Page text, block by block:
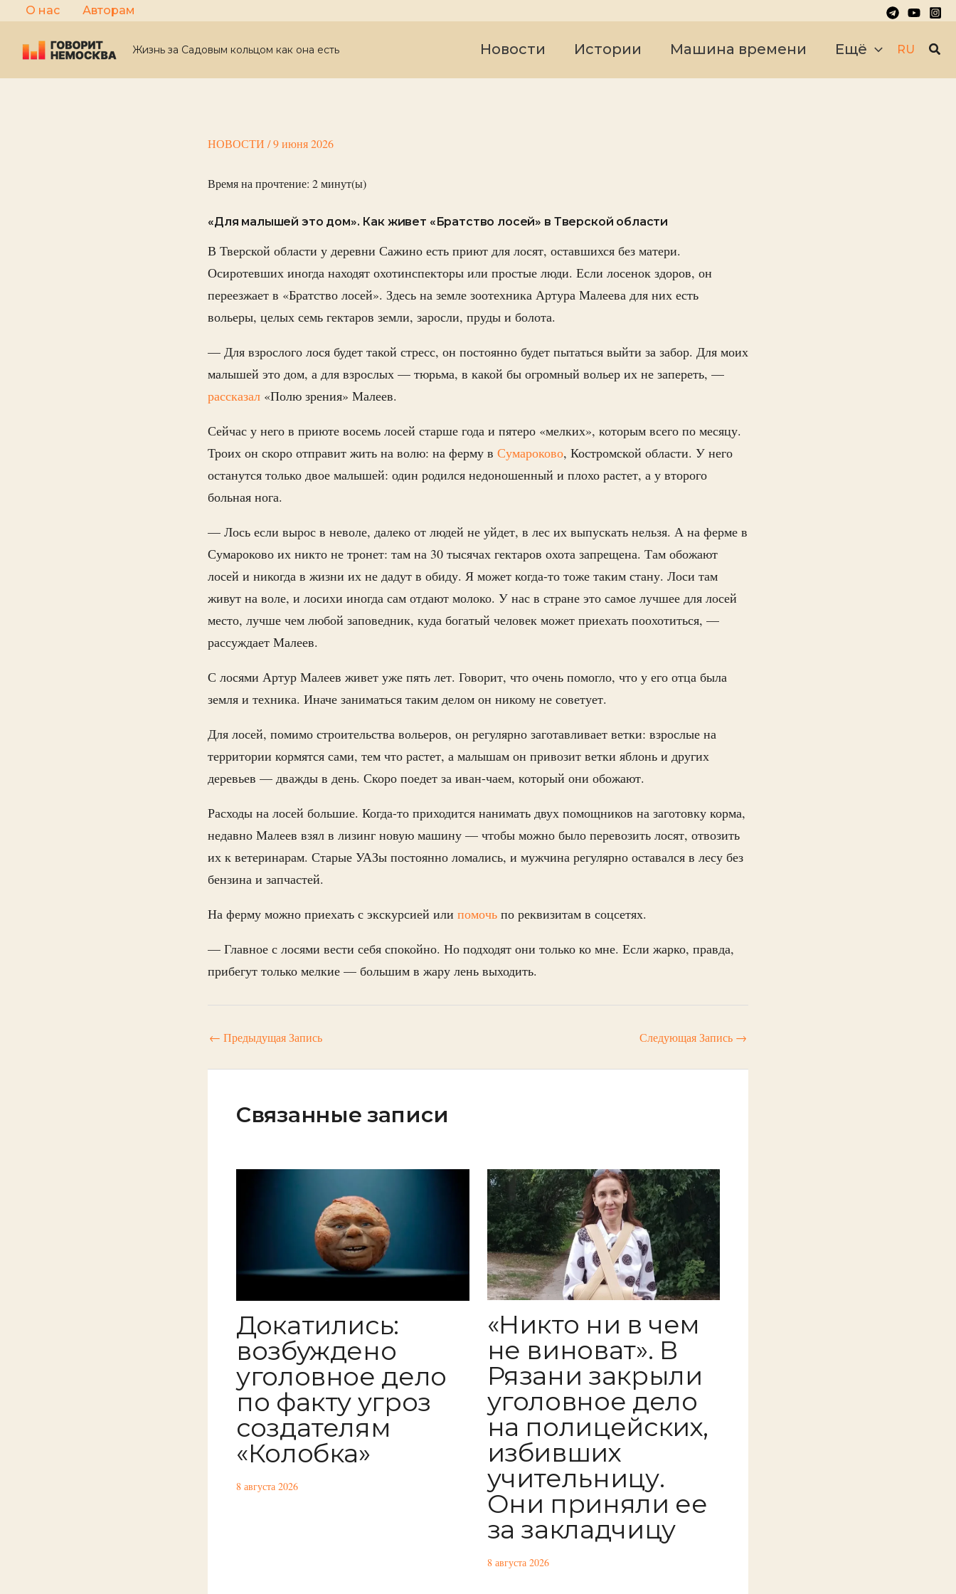
Перейти
к
содержимому
О нас Авторам
Жизнь за Садовым кольцом как она есть Новости Истории Машина времени Ещё RU
НОВОСТИ /9 июня 2026
Время на прочтение: 2минут(ы)
«Для малышей это дом». Как живет «Братство лосей» в Тверской области
В Тверской области у деревни Сажино есть приют для лосят, оставшихся без матери.
Осиротевших иногда находят охотинспекторы или простые люди. Если лосенок здоров, он
переезжает в «Братство лосей». Здесь на земле зоотехника Артура Малеева для них есть
вольеры, целых семь гектаров земли, заросли, пруды и болота.
— Для взрослого лося будет такой стресс, он постоянно будет пытаться выйти за забор. Для моих
малышей это дом, а для взрослых — тюрьма, в какой бы огромный вольер их не запереть, —
рассказал «Полю зрения» Малеев.
Сейчас у него в приюте восемь лосей старше года и пятеро «мелких», которым всего по месяцу.
Троих он скоро отправит жить на волю: на ферму в Сумароково, Костромской области. У него
останутся только двое малышей: один родился недоношенный и плохо растет, а у второго
больная нога.
— Лось если вырос в неволе, далеко от людей не уйдет, в лес их выпускать нельзя. А на ферме в
Сумароково их никто не тронет: там на 30 тысячах гектаров охота запрещена. Там обожают
лосей и никогда в жизни их не дадут в обиду. Я может когда-то тоже таким стану. Лоси там
живут на воле, и лосихи иногда сам отдают молоко. У нас в стране это самое лучшее для лосей
место, лучше чем любой заповедник, куда богатый человек может приехать поохотиться, —
рассуждает Малеев.
С лосями Артур Малеев живет уже пять лет. Говорит, что очень помогло, что у его отца была
земля и техника. Иначе заниматься таким делом он никому не советует.
Для лосей, помимо строительства вольеров, он регулярно заготавливает ветки: взрослые на
территории кормятся сами, тем что растет, а малышам он привозит ветки яблонь и других
деревьев — дважды в день. Скоро поедет за иван-чаем, который они обожают.
Расходы на лосей большие. Когда-то приходится нанимать двух помощников на заготовку корма,
недавно Малеев взял в лизинг новую машину — чтобы можно было перевозить лосят, отвозить
их к ветеринарам. Старые УАЗы постоянно ломались, и мужчина регулярно оставался в лесу без
бензина и запчастей.
На ферму можно приехать с экскурсией или помочь по реквизитам в соцсетях.
— Главное с лосями вести себя спокойно. Но подходят они только ко мне. Если жарко, правда,
прибегут только мелкие — большим в жару лень выходить.
← Предыдущая Запись Следующая Запись →
Связанные записи
Докатились:
возбуждено
уголовное дело
по факту угроз
создателям
«Колобка»
8 августа 2026
«Никто ни в чем
не виноват». В
Рязани закрыли
уголовное дело
на полицейских,
избивших
учительницу.
Они приняли ее
за закладчицу
8 августа 2026